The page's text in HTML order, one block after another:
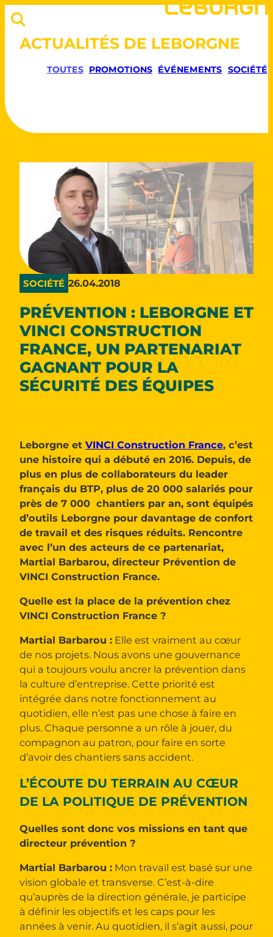
ACTUALITÉS DE LEBORGNE
TOUTES PROMOTIONS ÉVÉNEMENTS SOCIÉTÉ
SOCIÉTÉ 26.04.2018
PRÉVENTION : LEBORGNE ET
VINCI CONSTRUCTION
FRANCE, UN PARTENARIAT
GAGNANT POUR LA
SÉCURITÉ DES ÉQUIPES
Leborgne et VINCI Construction France, c’est
une histoire qui a débuté en 2016. Depuis, de
plus en plus de collaborateurs du leader
français du BTP, plus de 20 000 salariés pour
près de 7 000 chantiers par an, sont équipés
d’outils Leborgne pour davantage de confort
de travail et des risques réduits. Rencontre
avec l’un des acteurs de ce partenariat,
Martial Barbarou, directeur Prévention de
VINCI Construction France.
Quelle est la place de la prévention chez
VINCI Construction France ?
Martial Barbarou :Elle est vraiment au cœur
de nos projets. Nous avons une gouvernance
qui a toujours voulu ancrer la prévention dans
la culture d’entreprise. Cette priorité est
intégrée dans notre fonctionnement au
quotidien, elle n’est pas une chose à faire en
plus. Chaque personne a un rôle à jouer, du
compagnon au patron, pour faire en sorte
d’avoir des chantiers sans accident.
L’ÉCOUTE DU TERRAIN AU CŒUR
DE LA POLITIQUE DE PRÉVENTION
Quelles sont donc vos missions en tant que
directeur prévention ?
Martial Barbarou :Mon travail est basé sur une
vision globale et transverse. C’est-à-dire
qu’auprès de la direction générale, je participe
à définir les objectifs et les caps pour les
années à venir. Au quotidien, il s’agit aussi, pour